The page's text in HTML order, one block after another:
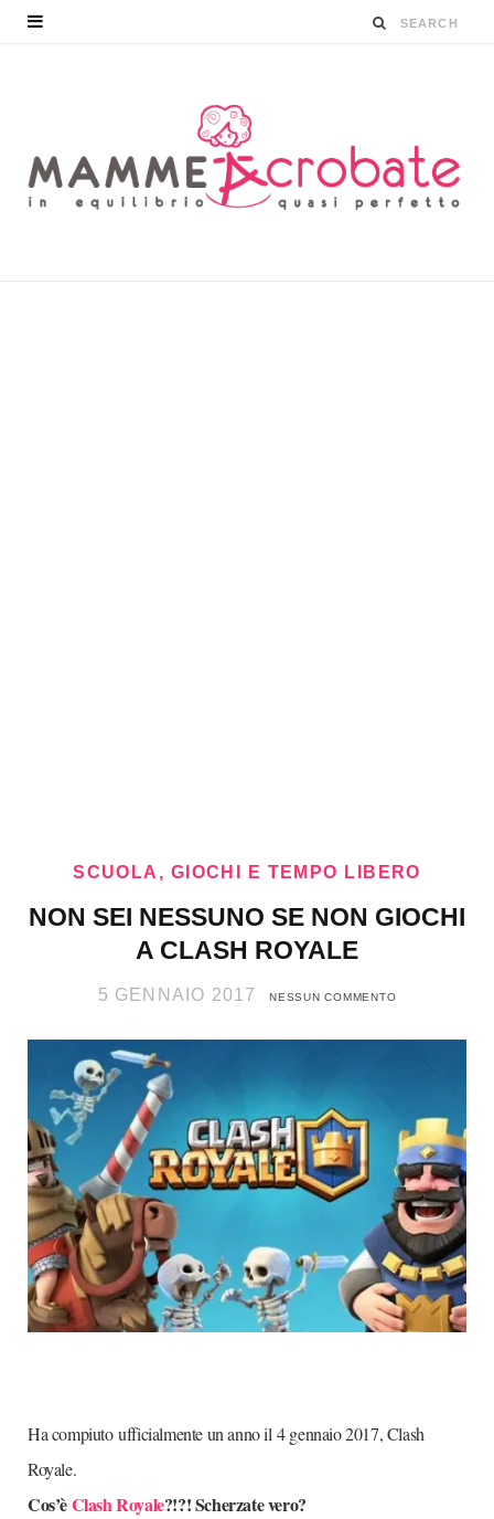
SCUOLA, GIOCHI E TEMPO LIBERO
NON SEI NESSUNO SE NON GIOCHI
A CLASH ROYALE
5 GENNAIO 2017 NESSUN COMMENTO
Ha compiuto ufficialmente un anno il 4 gennaio 2017, Clash
Royale.
Cos’èClash Royale?!?! Scherzate vero?